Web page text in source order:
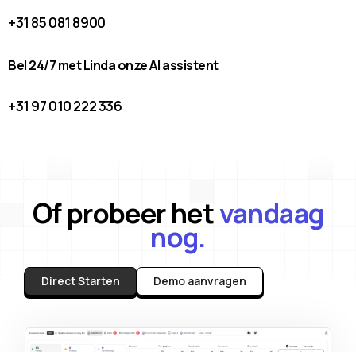
+31 85 081 8900
Bel 24/7 met Linda onze AI assistent
+31 97 010 222 336
Of probeer hetvandaag
nog.
Direct Starten Demo aanvragen